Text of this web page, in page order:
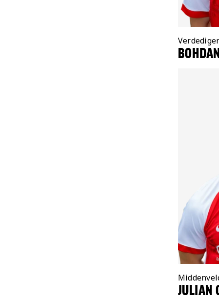
Positie:
Verdediger
Positie:
JULIAN